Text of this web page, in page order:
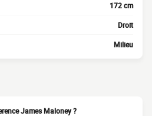
172 cm
Droit
Milieu
James Maloney ?